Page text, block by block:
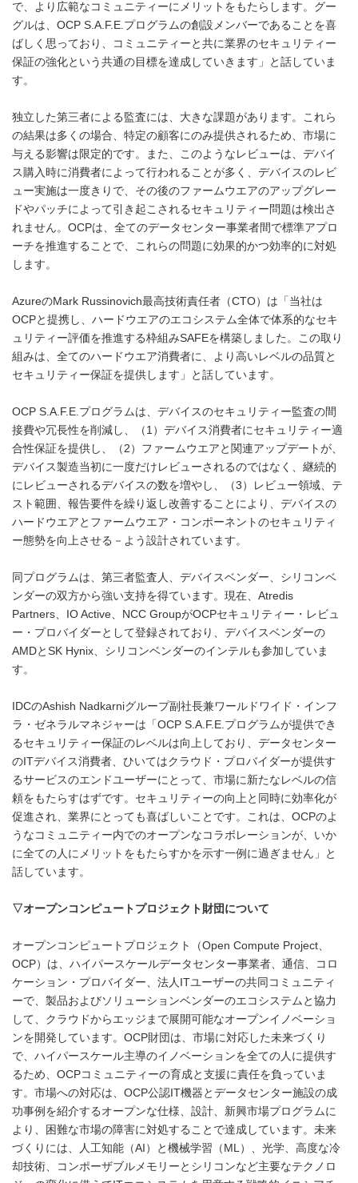
で、より広範なコミュニティーにメリットをもたらします。グー
グルは、OCP S.A.F.E.プログラムの創設メンバーであることを喜
ばしく思っており、コミュニティーと共に業界のセキュリティー
保証の強化という共通の目標を達成していきます」と話していま
す。
独立した第三者による監査には、大きな課題があります。これら
の結果は多くの場合、特定の顧客にのみ提供されるため、市場に
与える影響は限定的です。また、このようなレビューは、デバイ
ス購入時に消費者によって行われることが多く、デバイスのレビ
ュー実施は一度きりで、その後のファームウエアのアップグレー
ドやパッチによって引き起こされるセキュリティー問題は検出さ
れません。OCPは、全てのデータセンター事業者間で標準アプロ
ーチを推進することで、これらの問題に効果的かつ効率的に対処
します。
AzureのMark Russinovich最高技術責任者（CTO）は「当社は
OCPと提携し、ハードウエアのエコシステム全体で体系的なセキ
ュリティー評価を推進する枠組みSAFEを構築しました。この取り
組みは、全てのハードウエア消費者に、より高いレベルの品質と
セキュリティー保証を提供します」と話しています。
OCP S.A.F.E.プログラムは、デバイスのセキュリティー監査の間
接費や冗長性を削減し、（1）デバイス消費者にセキュリティー適
合性保証を提供し、（2）ファームウエアと関連アップデートが、
デバイス製造当初に一度だけレビューされるのではなく、継続的
にレビューされるデバイスの数を増やし、（3）レビュー領域、テ
スト範囲、報告要件を繰り返し改善することにより、デバイスの
ハードウエアとファームウエア・コンポーネントのセキュリティ
ー態勢を向上させる－よう設計されています。
同プログラムは、第三者監査人、デバイスベンダー、シリコンベ
ンダーの双方から強い支持を得ています。現在、Atredis
Partners、IO Active、NCC GroupがOCPセキュリティー・レビュ
ー・プロバイダーとして登録されており、デバイスベンダーの
AMDとSK Hynix、シリコンベンダーのインテルも参加していま
す。
IDCのAshish Nadkarniグループ副社長兼ワールドワイド・インフ
ラ・ゼネラルマネジャーは「OCP S.A.F.E.プログラムが提供でき
るセキュリティー保証のレベルは向上しており、データセンター
のITデバイス消費者、ひいてはクラウド・プロバイダーが提供す
るサービスのエンドユーザーにとって、市場に新たなレベルの信
頼をもたらすはずです。セキュリティーの向上と同時に効率化が
促進され、業界にとっても喜ばしいことです。これは、OCPのよ
うなコミュニティー内でのオープンなコラボレーションが、いか
に全ての人にメリットをもたらすかを示す一例に過ぎません」と
話しています。
▽オープンコンピュートプロジェクト財団について
オープンコンピュートプロジェクト（Open Compute Project、
OCP）は、ハイパースケールデータセンター事業者、通信、コロ
ケーション・プロバイダー、法人ITユーザーの共同コミュニティ
ーで、製品およびソリューションベンダーのエコシステムと協力
して、クラウドからエッジまで展開可能なオープンイノベーショ
ンを開発しています。OCP財団は、市場に対応した未来づくり
で、ハイパースケール主導のイノベーションを全ての人に提供す
るため、OCPコミュニティーの育成と支援に責任を負っていま
す。市場への対応は、OCP公認IT機器とデータセンター施設の成
功事例を紹介するオープンな仕様、設計、新興市場プログラムに
より、困難な市場の障害に対処することで達成しています。未来
づくりには、人工知能（AI）と機械学習（ML）、光学、高度な冷
却技術、コンポーザブルメモリーとシリコンなど主要なテクノロ